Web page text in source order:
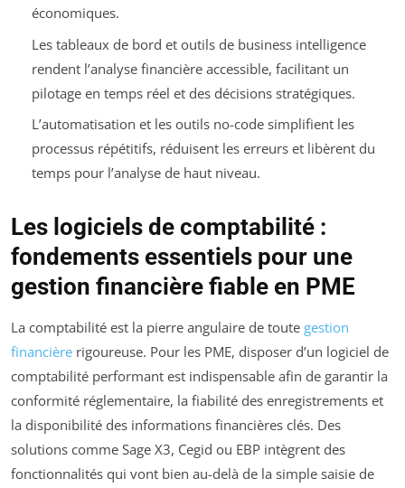
économiques.
Les tableaux de bord et outils de business intelligence
rendent l’analyse financière accessible, facilitant un
pilotage en temps réel et des décisions stratégiques.
L’automatisation et les outils no-code simplifient les
processus répétitifs, réduisent les erreurs et libèrent du
temps pour l’analyse de haut niveau.
Les logiciels de comptabilité :
fondements essentiels pour une
gestion financière fiable en PME
La comptabilité est la pierre angulaire de toute gestion
financière rigoureuse. Pour les PME, disposer d’un logiciel de
comptabilité performant est indispensable afin de garantir la
conformité réglementaire, la fiabilité des enregistrements et
la disponibilité des informations financières clés. Des
solutions comme Sage X3, Cegid ou EBP intègrent des
fonctionnalités qui vont bien au-delà de la simple saisie de